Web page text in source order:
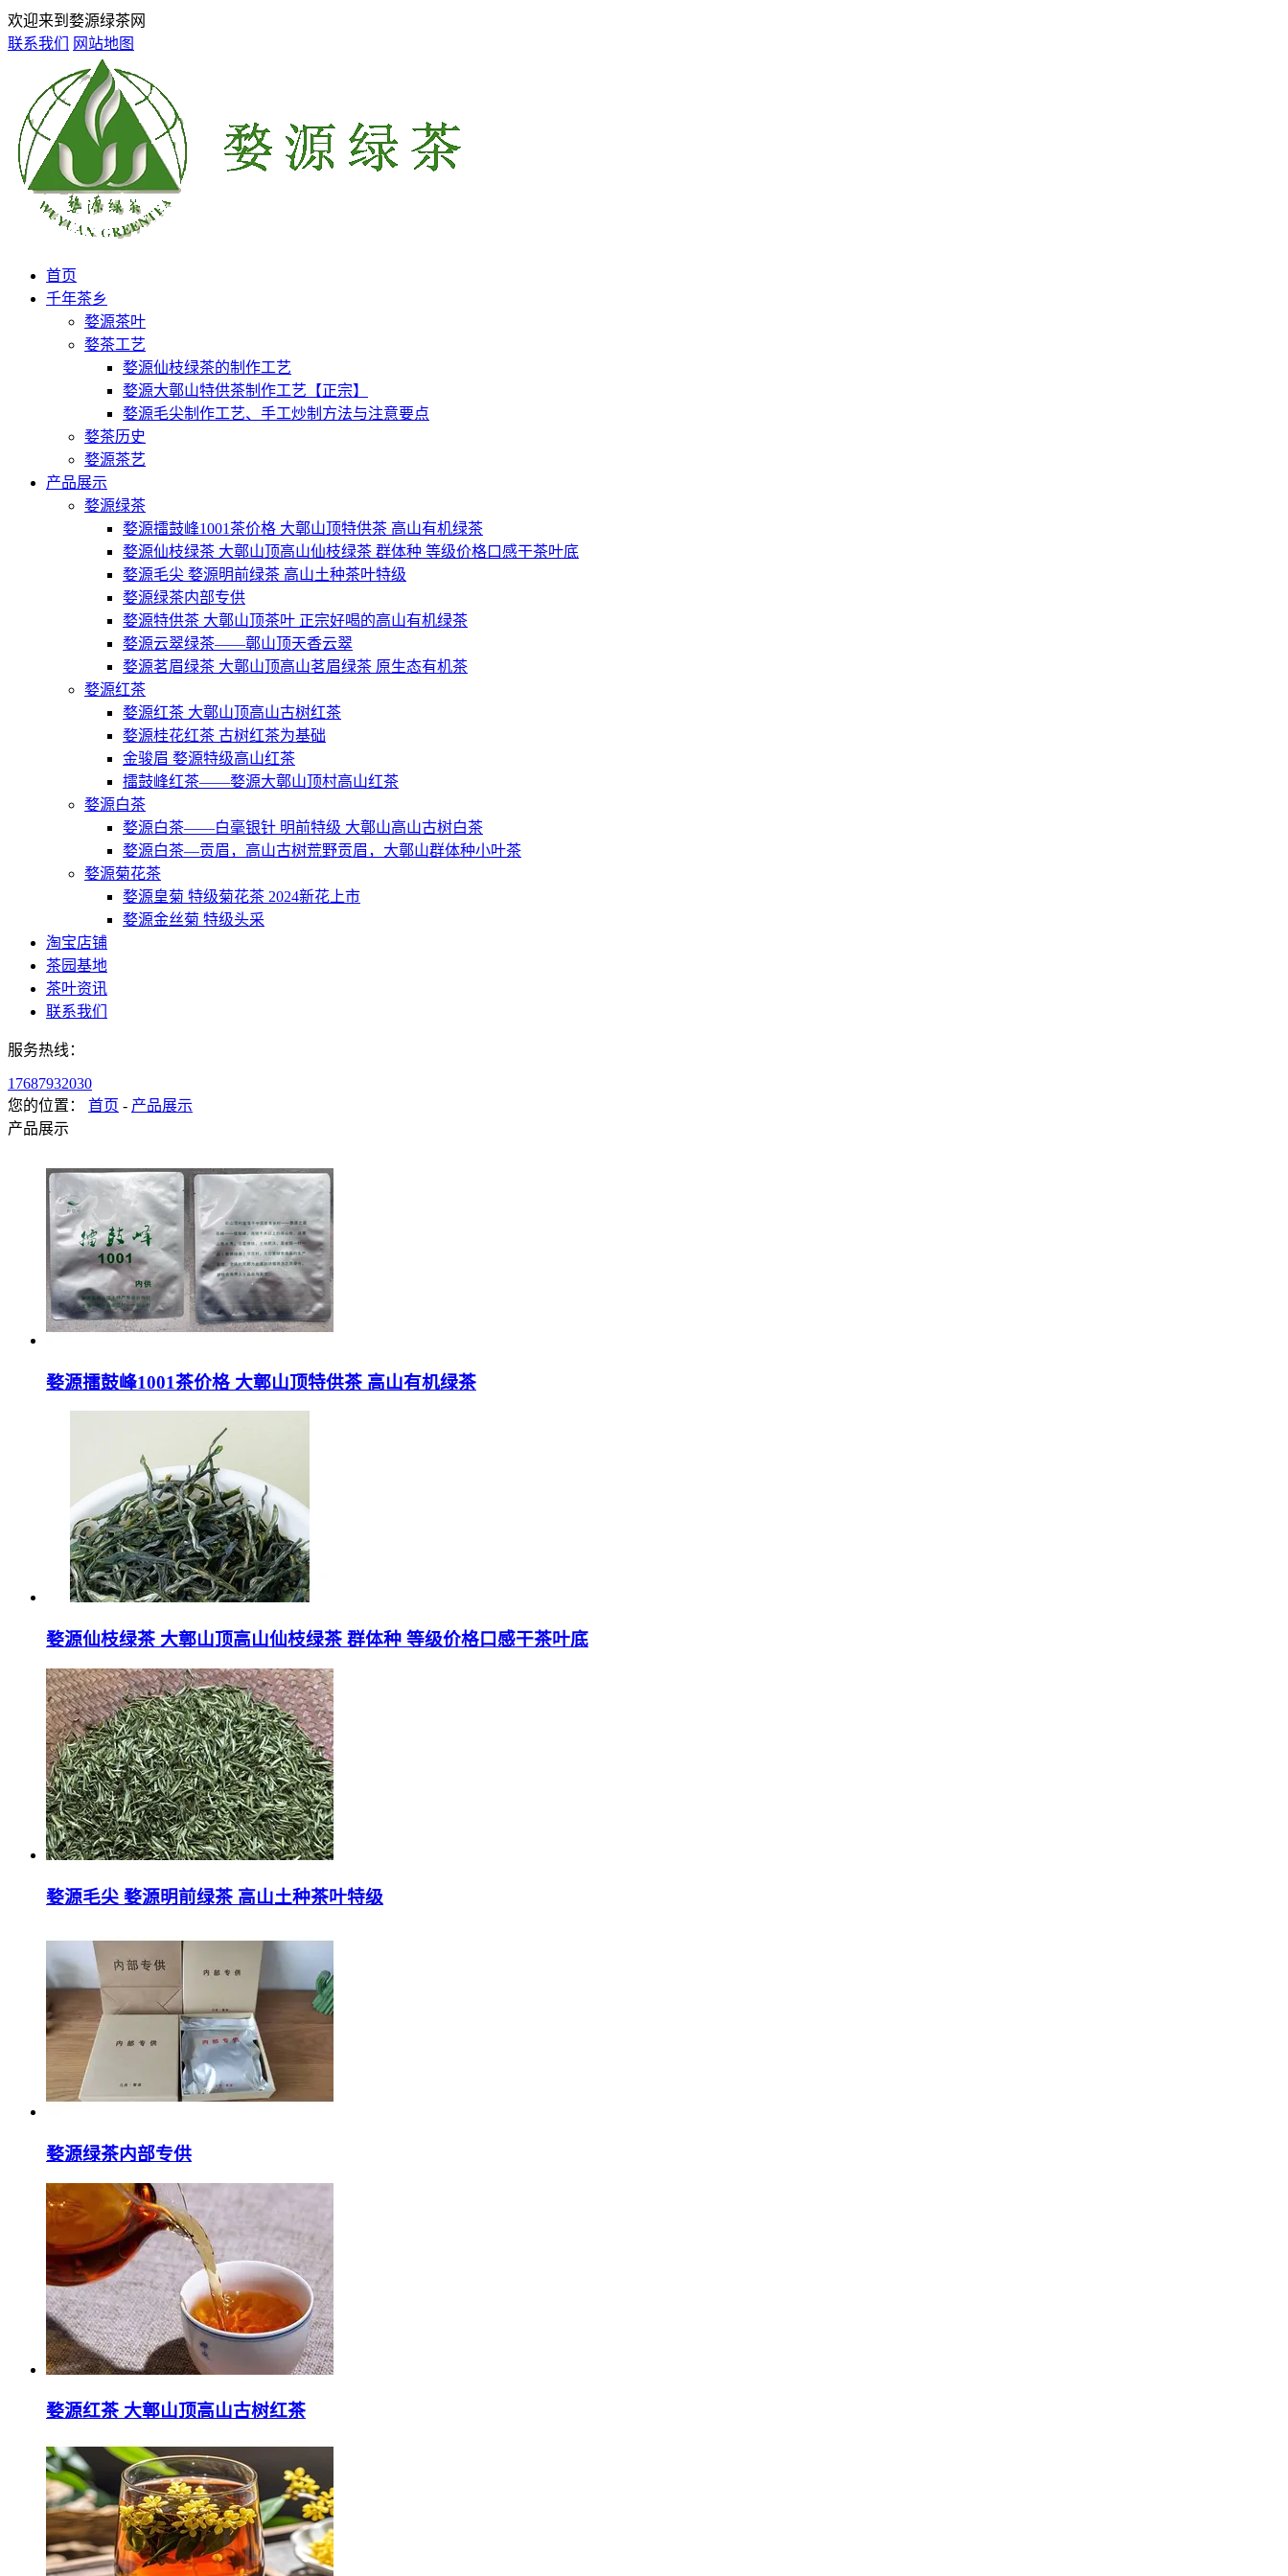
欢迎来到婺源绿茶网
联系我们
网站地图
首页
千年茶乡
婺源茶叶
婺茶工艺
婺源仙枝绿茶的制作工艺
婺源大鄣山特供茶制作工艺【正宗】
婺源毛尖制作工艺、手工炒制方法与注意要点
婺茶历史
婺源茶艺
产品展示
婺源绿茶
婺源擂鼓峰1001茶价格 大鄣山顶特供茶 高山有机绿茶
婺源仙枝绿茶 大鄣山顶高山仙枝绿茶 群体种 等级价格口感干茶叶底
婺源毛尖 婺源明前绿茶 高山土种茶叶特级
婺源绿茶内部专供
婺源特供茶 大鄣山顶茶叶 正宗好喝的高山有机绿茶
婺源云翠绿茶——鄣山顶天香云翠
婺源茗眉绿茶 大鄣山顶高山茗眉绿茶 原生态有机茶
婺源红茶
婺源红茶 大鄣山顶高山古树红茶
婺源桂花红茶 古树红茶为基础
金骏眉 婺源特级高山红茶
擂鼓峰红茶——婺源大鄣山顶村高山红茶
婺源白茶
婺源白茶——白毫银针 明前特级 大鄣山高山古树白茶
婺源白茶—贡眉，高山古树荒野贡眉，大鄣山群体种小叶茶
婺源菊花茶
婺源皇菊 特级菊花茶 2024新花上市
婺源金丝菊 特级头采
淘宝店铺
茶园基地
茶叶资讯
联系我们
服务热线：
17687932030
您的位置： 首页 - 产品展示
产品展示
婺源擂鼓峰1001茶价格 大鄣山顶特供茶 高山有机绿茶
婺源仙枝绿茶 大鄣山顶高山仙枝绿茶 群体种 等级价格口感干茶叶底
婺源毛尖 婺源明前绿茶 高山土种茶叶特级
婺源绿茶内部专供
婺源红茶 大鄣山顶高山古树红茶